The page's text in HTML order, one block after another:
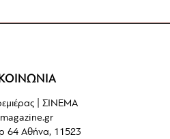
| ΣΙΝΕΜΑ
64 Αθήνα, 11523